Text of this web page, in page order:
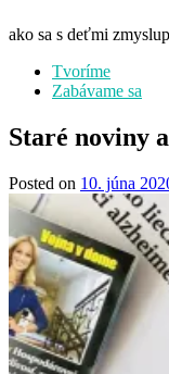
ako sa s deťmi
Tvoríme
Zabávame sa
Staré noviny
Posted on 10. júna